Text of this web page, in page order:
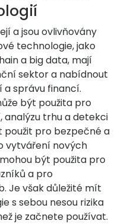
a jsou ovlivňovány
technologie, jako
a big data, mají
sektor a nabídnout
a správu financí.
být použita pro
trhu a detekci
použit pro bezpečné a
vytváření nových
být použita pro
a pro
Je však důležité mít
s sebou nesou rizika
je začnete používat.